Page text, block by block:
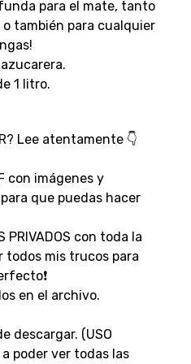
para el mate, tanto
también para cualquier
1 litro.
Lee atentamente 👇
con imágenes y
que puedas hacer
PRIVADOS con toda la
todos mis trucos para
en el archivo.
descargar. (USO
a poder ver todas las